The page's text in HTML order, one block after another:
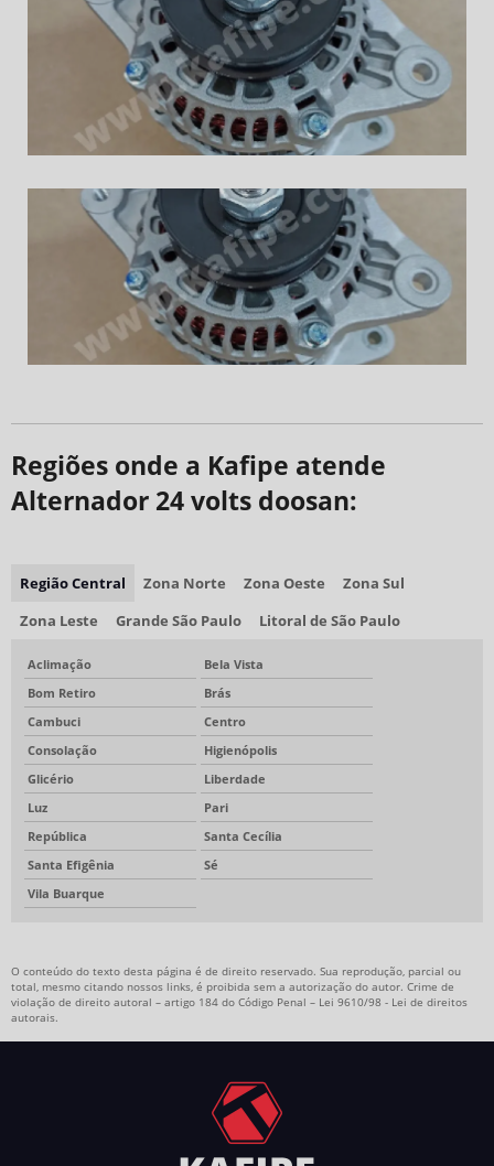
Regiões onde a Kafipe atende
Alternador 24 volts doosan:
Região Central Zona Norte Zona Oeste
Zona Sul
Zona Leste
Grande São Paulo Litoral de São Paulo
Aclimação
Bela Vista
Bom Retiro
Brás
Cambuci
Centro
Consolação
Higienópolis
Glicério
Liberdade
Luz
Pari
República
Santa Cecília
Santa Efigênia
Sé
Vila Buarque
O conteúdo do texto desta página é de direito reservado. Sua reprodução, parcial ou
total, mesmo citando nossos links, é proibida sem a autorização do autor. Crime de
violação de direito autoral – artigo 184 do Código Penal – Lei 9610/98 - Lei de direitos
autorais.